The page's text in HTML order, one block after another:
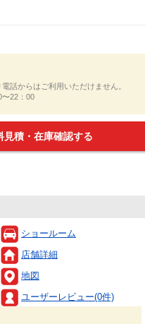
話からはご利用いただけません。
〜22：00
見積・在庫確認する
ショールーム
店舗詳細
地図
ユーザーレビュー(0件)